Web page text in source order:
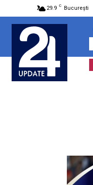
29.9 C București